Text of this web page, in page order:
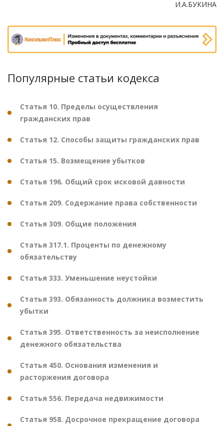
И.А.БУКИНА
Популярные статьи кодекса
Статья 10. Пределы осуществления
гражданских прав
Статья 12. Способы защиты гражданских прав
Статья 15. Возмещение убытков
Статья 196. Общий срок исковой давности
Статья 209. Содержание права собственности
Статья 309. Общие положения
Статья 317.1. Проценты по денежному
обязательству
Статья 333. Уменьшение неустойки
Статья 393. Обязанность должника возместить
убытки
Статья 395. Ответственность за неисполнение
денежного обязательства
Статья 450. Основания изменения и
расторжения договора
Статья 556. Передача недвижимости
Статья 958. Досрочное прекращение договора